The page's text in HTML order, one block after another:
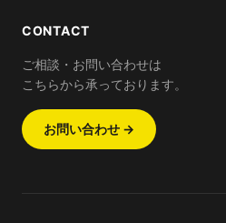
CONTACT
ご相談・お問い合わせは
こちらから承っております。
お問い合わせ →